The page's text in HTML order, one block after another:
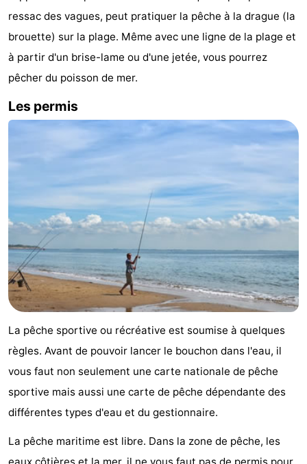
-
't
Eibernest
-
't
Hoogelandt
-
Beach
-
Krim
EuroParcs
-
Kustpark
Texel
Sluftervallei
-
Strandhuys
-
Villapark
Residentie
Texel
-
Villapark
Vogelmient
Hôtels
Last
ressac des vagues, peut pratiquer la pêche à la drague (la
brouette) sur la plage. Même avec une ligne de la plage et
à partir d'un brise-lame ou d'une jetée, vous pourrez
pêcher du poisson de mer.
Les permis
La pêche sportive ou récréative est soumise à quelques
règles. Avant de pouvoir lancer le bouchon dans l'eau, il
vous faut non seulement une carte nationale de pêche
sportive mais aussi une carte de pêche dépendante des
différentes types d'eau et du gestionnaire.
La pêche maritime est libre. Dans la zone de pêche, les